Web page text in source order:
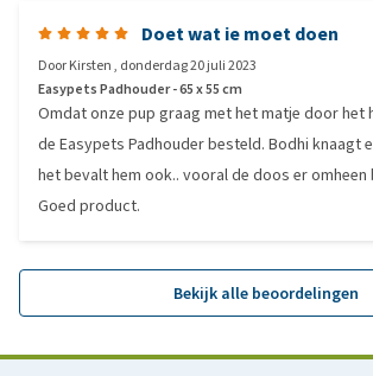
Doet wat ie moet doen
DoorKirsten, donderdag 20 juli 2023
Easypets Padhouder - 65 x 55 cm
Omdat onze pup graag met het matje door het
de Easypets Padhouder besteld. Bodhi knaagt
het bevalt hem ook.. vooral de doos er omheen
Goed product.
Bekijk alle beoordelingen